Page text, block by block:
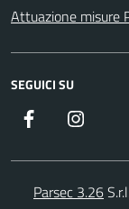
Attuazione misure
SEGUICI SU
Facebook
Parsec 3.26